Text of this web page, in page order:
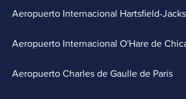
Aeropuerto Internacional Hartsfield-
Aeropuerto Internacional O'Hare de
Aeropuerto Charles de Gaulle de París